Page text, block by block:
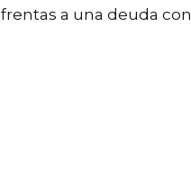
a una deuda con